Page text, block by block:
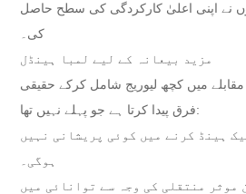
نے اپنی اعلیٰ کارکردگی کی سطح حاصل
کی۔
مزید بیعانہ کے لیے لمبا ہینڈل
مقابلے میں کچھ لیوریج شامل کرکے حقیقی
فرق پیدا کرتا ہے جو پہلے نہیں تھا:
ہینڈ کرنے میں کوئی پریشانی نہیں
ہوگی۔
موثر منتقلی کی وجہ سے توانائی میں